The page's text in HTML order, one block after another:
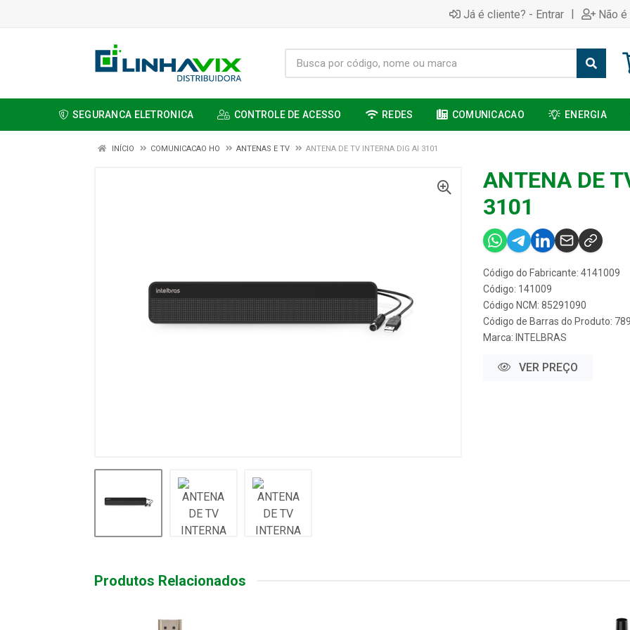
Já é cliente? - Entrar | Não
SEGURANCA ELETRONICA CONTROLE DE ACESSO REDES COMUNICACAO ENERGIA
INÍCIO COMUNICACAO HO ANTENAS E TV ANTENA DE TV INTERNA DIG AI 3101
ANTENA DE
3101
Código do Fabricante: 4141009
Código: 141009
Código NCM: 85291090
Código de Barras do Produto:
Marca: INTELBRAS
VER PREÇO
Produtos Relacionados